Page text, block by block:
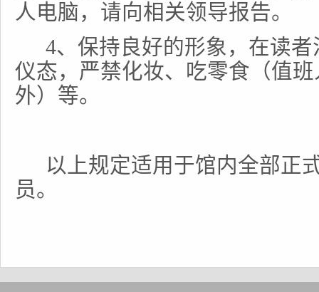
人电脑，请向相关领导报告。
4、保持良好的形象，在读
仪态，严禁化妆、吃零食（值
外）等。
以上规定适用于馆内全部正
员。